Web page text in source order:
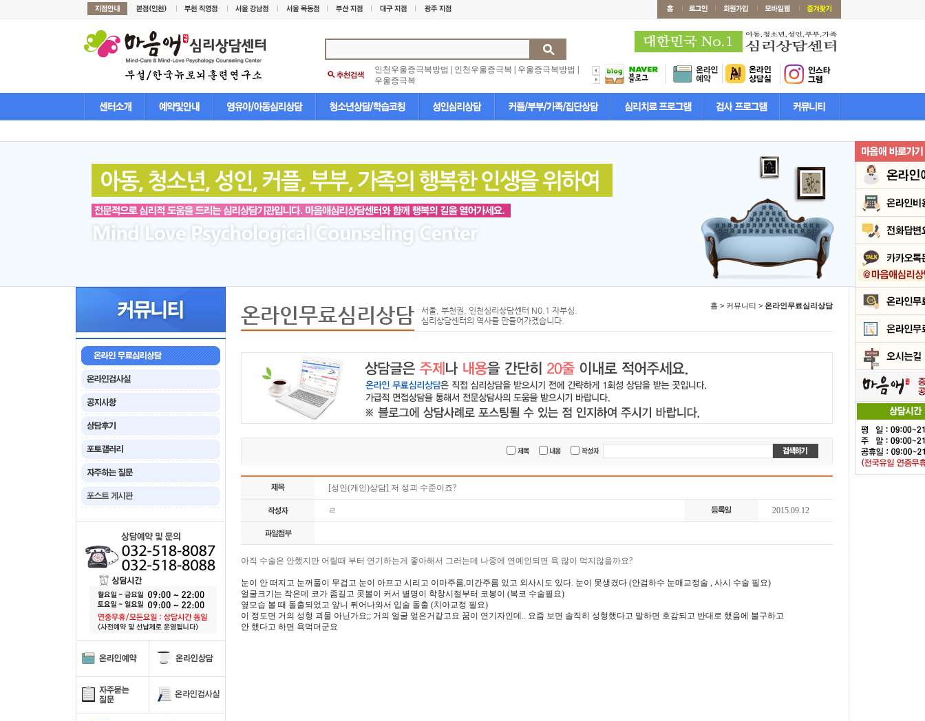
인천우울증극복방법 인천우울증극복 우울증극복방법
우울증극복
온라인무료심리상담
서울, 부천권, 인천심리상담센터 N0.1 자부심.
심리상담센터의 역사를 만들어가겠습니다.
홈 > 커뮤니티 > 온라인무료심리상담
[성인(개인)상담] 저 성괴 수준이죠?
ㄹ 2015.09.12
아직 수술은 안했지만 어릴때 부터 연기하는게 좋아해서 그러는데 나중에 연예인되면 욕 많이 먹지않을까요?
눈이 안 떠지고 눈꺼풀이 무겁고 눈이 아프고 시리고 이마주름,미간주름 있고 외사시도 있다. 눈이 못생겼다 (안검하수 눈매교정술 , 사시 수술 필요)
얼굴크기는 작은데 코가 좀길고 콧볼이 커서 별명이 학창시절부터 코봉이 (복코 수술필요)
옆모습 볼 때 돌출되었고 앞니 튀어나와서 입술 돌출 (치아교정 필요)
이 정도면 거의 성형 괴물 아닌가요;; 거의 얼굴 엎은거같고요 꿈이 연기자인데.. 요즘 보면 솔직히 성형했다고 말하면 호감되고 반대로 했음에 불구하고
안 했다고 하면 욕먹더군요